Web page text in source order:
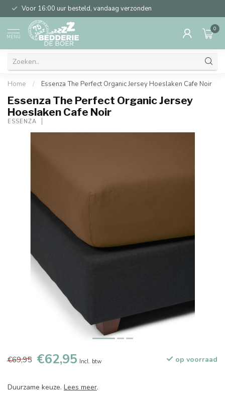
Voor 16:00 uur besteld, vandaag verzonden
MENU
0
Home / Essenza The Perfect Organic Jersey Hoeslaken Cafe Noir
Essenza The Perfect Organic Jersey
Hoeslaken Cafe Noir
ESSENZA
€69,95 €62,95 Incl. btw op voorraad
Duurzame keuze. Lees meer.